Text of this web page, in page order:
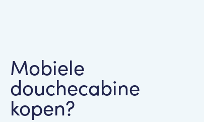
Mobiele
douchecabine
kopen?